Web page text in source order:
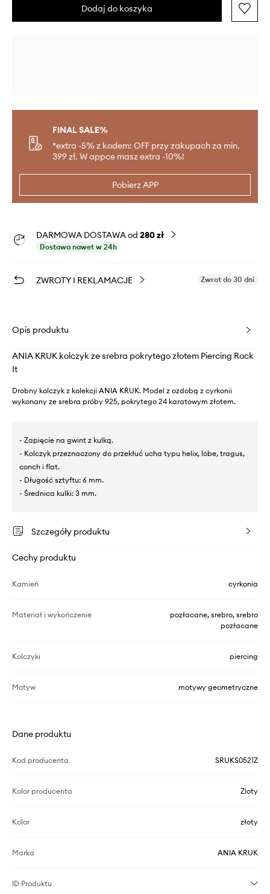
Dodaj do koszyka
FINAL SALE%
*extra -5% z kodem: OFF przy zakupach za min.
399 zł. W appce masz extra -10%!
Pobierz APP
DARMOWA DOSTAWA od 280 zł
Dostawa nawet w 24h
ZWROTY I REKLAMACJE Zwrot do 30 dni
Opis produktu
ANIA KRUK kolczyk ze srebra pokrytego złotem Piercing Rock
It
Drobny kolczyk z kolekcji ANIA KRUK. Model z ozdobą z cyrkonii
wykonany ze srebra próby 925, pokrytego 24 karatowym złotem.
- Zapięcie na gwint z kulką.
- Kolczyk przeznaczony do przekłuć ucha typu helix, lobe, tragus,
conch i flat.
- Długość sztyftu: 6 mm.
- Średnica kulki: 3 mm.
Szczegóły produktu
Cechy produktu
Kamień cyrkonia
Materiał i wykończenie
pozłacane, srebro, srebro
pozłacane
Kolczyki piercing
Motyw motywy geometryczne
Dane produktu
Kod producenta SRUKS0521Z
Kolor producenta Zloty
Kolor złoty
Marka ANIA KRUK
ID Produktu